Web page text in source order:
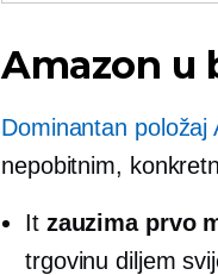
Amazon u
Dominantan položaj
nepobitnim,
It zauzima prvo
trgovinu diljem